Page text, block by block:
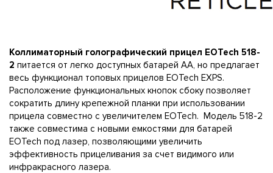
Коллиматорный голографический прицел EOTech 518-
2 питается от легко доступных батарей AA, но предлагает
весь функционал топовых прицелов EOTech EXPS.
Расположение функциональных кнопок сбоку позволяет
сократить длину крепежной планки при использовании
прицела совместно с увеличителем EOTech. Модель 518-2
также совместима с новыми емкостями для батарей
EOTech под лазер, позволяющими увеличить
эффективность прицеливания за счет видимого или
инфракрасного лазера.